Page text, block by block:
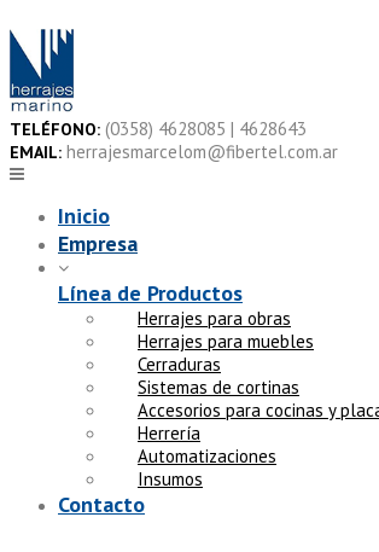
to
content
TELÉFONO: (0358) 4628085 | 4628643
EMAIL: herrajesmarcelom@fibertel.com.ar
Inicio
Empresa
Línea de Productos
Herrajes para obras
Herrajes para muebles
Cerraduras
Sistemas de cortinas
Accesorios para cocinas y
Herrería
Automatizaciones
Insumos
Contacto